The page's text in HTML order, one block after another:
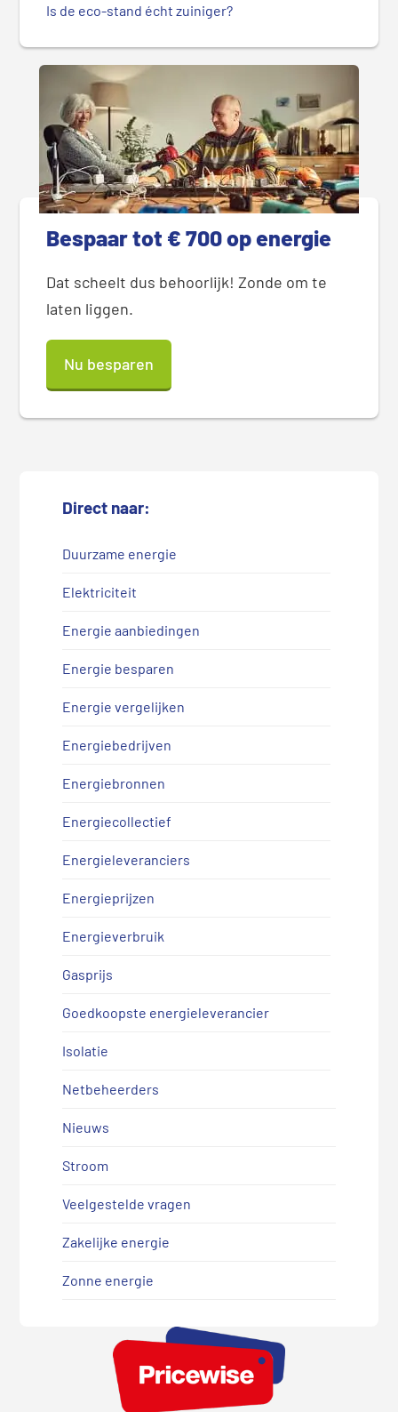
Is de eco-stand écht zuiniger?
Bespaar tot € 700 op energie
Dat scheelt dus behoorlijk! Zonde om te
laten liggen.
Nu besparen
Direct naar:
Duurzame energie
Elektriciteit
Energie aanbiedingen
Energie besparen
Energie vergelijken
Energiebedrijven
Energiebronnen
Energiecollectief
Energieleveranciers
Energieprijzen
Energieverbruik
Gasprijs
Goedkoopste energieleverancier
Isolatie
Netbeheerders
Nieuws
Stroom
Veelgestelde vragen
Zakelijke energie
Zonne energie